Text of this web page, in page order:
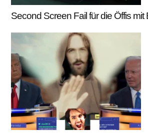
Second Screen Fail für die Öffis